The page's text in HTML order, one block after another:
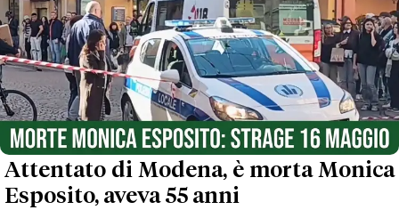
Attentato di Modena, è morta Monica
Esposito, aveva 55 anni